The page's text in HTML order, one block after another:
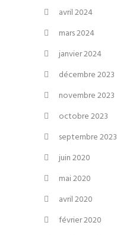
avril 2024
mars 2024
janvier 2024
décembre 2023
novembre 2023
octobre 2023
septembre 2023
juin 2020
mai 2020
avril 2020
février 2020